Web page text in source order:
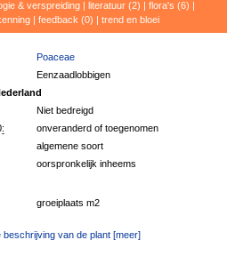
& verspreiding| literatuur (2) | flora's (6) |
| feedback (0) | trend en bloei
Poaceae
Eenzaadlobbigen
Niet bedreigd
onveranderd of toegenomen
algemene soort
oorspronkelijk inheems
groeiplaats m2
beschrijving van de plant [meer]